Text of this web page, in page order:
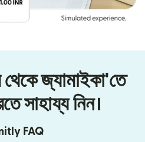
থেকে জ্যামাইকা'তে
সাহায্য নিন।
FAQ